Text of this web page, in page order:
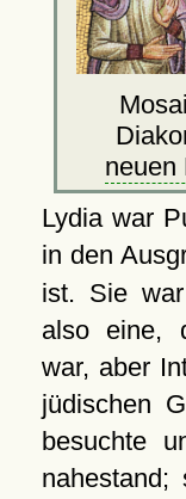
neuen
Lydia war
in den
ist. Sie
also eine,
war, aber
jüdischen
besuchte